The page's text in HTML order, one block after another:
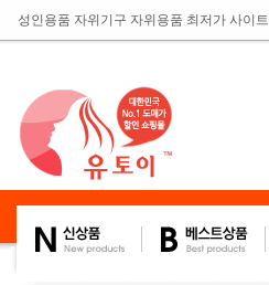
성인용품 자위기구 자위용품 최저가 사이트